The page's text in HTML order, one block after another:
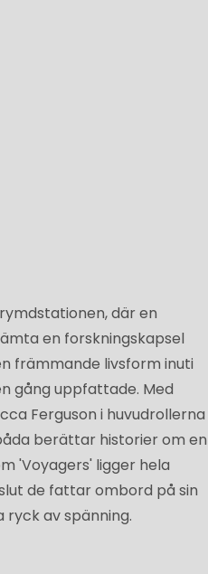
där en
en forskningskapsel
främmande livsform inuti
gång uppfattade. Med
Ferguson i huvudrollerna
berättar historier om en
'Voyagers' ligger hela
de fattar ombord på sin
av spänning.